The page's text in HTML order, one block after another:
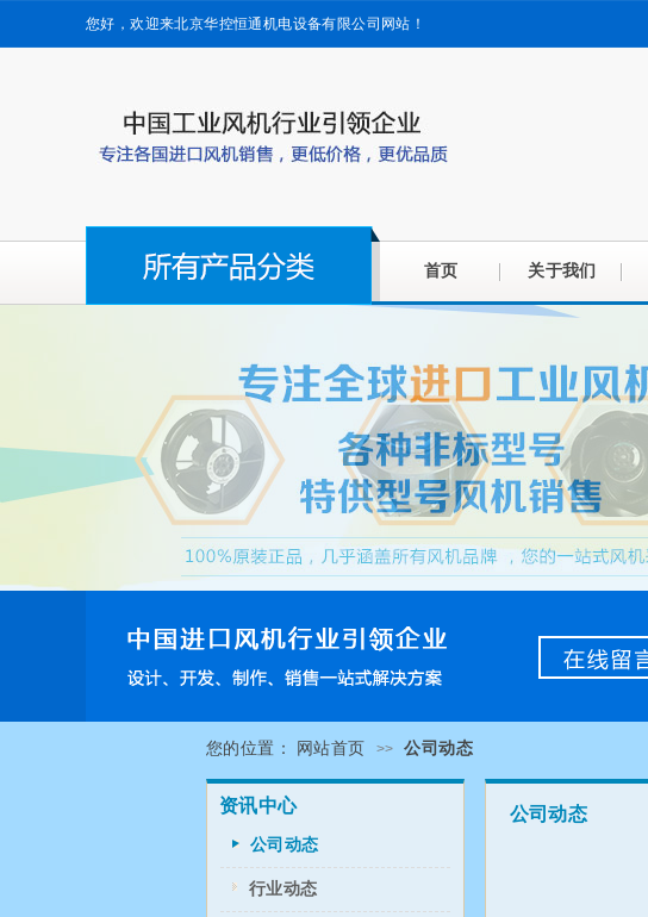
您好，欢迎来北京华控恒通机电设备有限公司网站！
首页 关于我们
您的位置： 网站首页 >> 公司动态
资讯中心
公司动态
行业动态
公司动态